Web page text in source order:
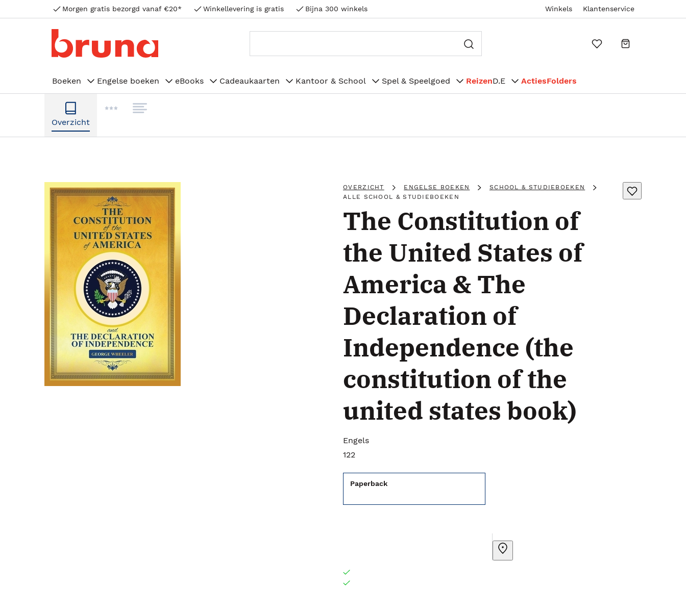
Morgen gratis bezorgd vanaf €20* Winkellevering is gratis Bijna 300 winkels Winkels Klantenservice
Boeken Engelse boeken eBooks Cadeaukaarten Kantoor & School Spel & Speelgoed ReizenD.E ActiesFolders
Overzicht
OVERZICHT ENGELSE BOEKEN
SCHOOL & STUDIEBOEKEN
ALLE SCHOOL & STUDIEBOEKEN
The Constitution of
the United States of
America & The
Declaration of
Independence (the
constitution of the
united states book)
Engels
122
Paperback